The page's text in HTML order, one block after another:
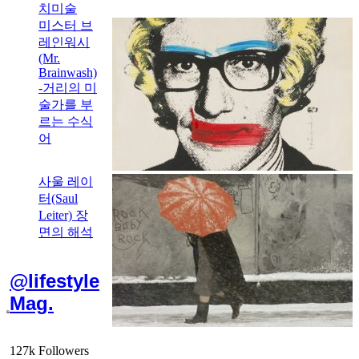
치미술
미스터 브
레인워시
(Mr.
Brainwash)
-거리의 미
술가를 부
르는 수식
어
사울 레이
터(Saul
Leiter) 장
면의 해석
@lifestyle
Mag.
127k Followers